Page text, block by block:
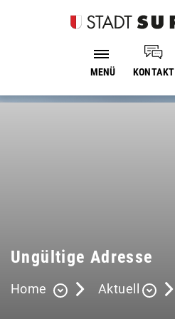
Kopfzeile
MENÜ KONTAKT
Inhalt
Ungültige Adresse
Home Aktuell